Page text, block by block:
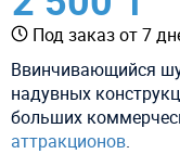
Под заказ от 7
Ввинчивающийся
надувных
больших
аттракционов.